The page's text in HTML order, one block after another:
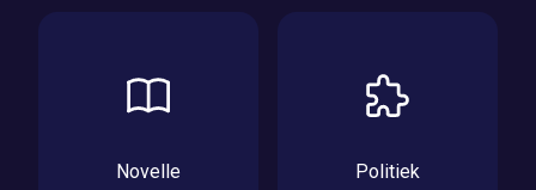
Novelle Politiek